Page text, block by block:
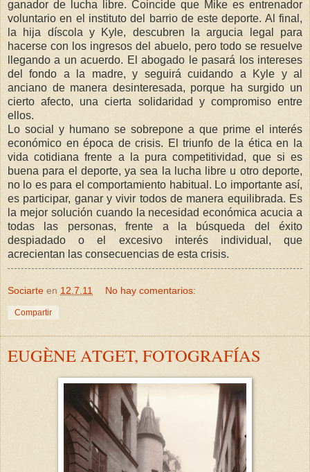
ganador de lucha libre. Coincide que Mike es entrenador
voluntario en el instituto del barrio de este deporte. Al final,
la hija díscola y Kyle, descubren la argucia legal para
hacerse con los ingresos del abuelo, pero todo se resuelve
llegando a un acuerdo. El abogado le pasará los intereses
del fondo a la madre, y seguirá cuidando a Kyle y al
anciano de manera desinteresada, porque ha surgido un
cierto afecto, una cierta solidaridad y compromiso entre
ellos.
Lo social y humano se sobrepone a que prime el interés
económico en época de crisis. El triunfo de la ética en la
vida cotidiana frente a la pura competitividad, que si es
buena para el deporte, ya sea la lucha libre u otro deporte,
no lo es para el comportamiento habitual. Lo importante así,
es participar, ganar y vivir todos de manera equilibrada. Es
la mejor solución cuando la necesidad económica acucia a
todas las personas, frente a la búsqueda del éxito
despiadado o el excesivo interés individual, que
acrecientan las consecuencias de esta crisis.
Sociarte en 12.7.11 No hay comentarios:
Compartir
EUGÈNE ATGET, FOTOGRAFÍAS